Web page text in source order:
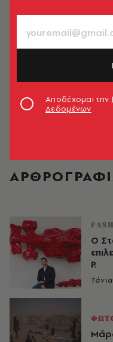
Ο
P.
Αποδέχομαι την
Δεδομένων